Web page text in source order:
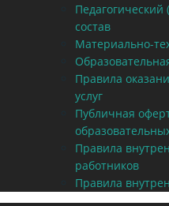
Педагогический
состав
Материально-
Правила
услуг
Публичная
Правила
работников
Правила